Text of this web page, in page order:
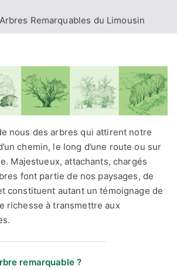
Remarquables du Limousin
nous des arbres qui attirent notre
chemin, le long d’une route ou sur
Majestueux, attachants, chargés
font partie de nos paysages, de
constituent autant un témoignage de
richesse à transmettre aux
remarquable ?